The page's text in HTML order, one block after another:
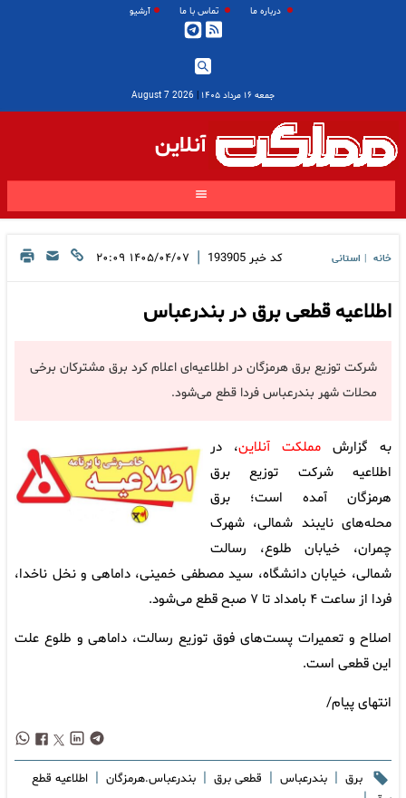
درباره ما تماس با ما آرشیو
جمعه ۱۶ مرداد ۱۴۰۵ |
2026 August 7
آنلاین
خانه استانی کد خبر 193905
| ۱۴۰۵/۰۴/۰۷ ۲۰:۰۹
اطلاعیه قطعی برق در بندرعباس
شرکت توزیع برق هرمزگان در اطلاعیه‌ای اعلام کرد برق مشترکان برخی
محلات شهر بندرعباس فردا قطع می‌شود.
به گزارش مملکت آنلاین، در
اطلاعیه شرکت توزیع برق
هرمزگان آمده است؛ برق
محله‌های نایبند شمالی، شهرک
چمران، خیابان طلوع، رسالت
شمالی، خیابان دانشگاه، سید مصطفی خمینی، داماهی و نخل ناخدا،
فردا از ساعت ۴ بامداد تا ۷ صبح قطع می‌شود.
اصلاح و تعمیرات پست‌های فوق توزیع رسالت، داماهی و طلوع علت
این قطعی است.
انتهای پیام/
برق | بندرعباس | قطعی برق | بندرعباس.هرمزگان | اطلاعیه قطع